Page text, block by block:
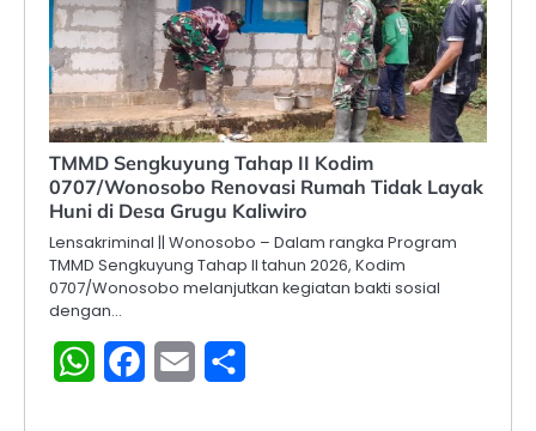
TMMD Sengkuyung Tahap II Kodim
0707/Wonosobo Renovasi Rumah Tidak Layak
Huni di Desa Grugu Kaliwiro
Lensakriminal || Wonosobo – Dalam rangka Program
TMMD Sengkuyung Tahap II tahun 2026, Kodim
0707/Wonosobo melanjutkan kegiatan bakti sosial
dengan…
WhatsAppFacebook
Email